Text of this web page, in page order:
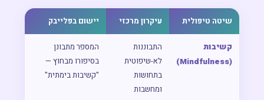
שיטה טיפולית עיקרון מרכזי יישום בפלייבק
קשיבות
(Mindfulness)
התבוננות
לא-שיפוטית
בתחושות
ומחשבות
המספר מתבונן
בסיפורו מבחוץ —
"קשיבות בימתית"